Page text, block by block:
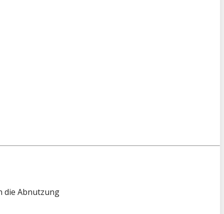
die Abnutzung